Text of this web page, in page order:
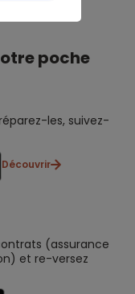
poche
les, suivez-
Découvrir
(assurance
et re-versez